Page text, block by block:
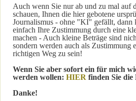
Auch wenn Sie nur ab und zu mal auf
schauen, Ihnen die hier gebotene
Journalismus - ohne "KI" gefällt, dann
einfach Ihre Zustimmung durch eine
machen - Auch kleine Beträge sind
sondern werden auch als Zustimmung
richtigen Weg zu sein!
Wenn Sie aber sofort ein für mich
werden wollen: HIER finden Sie die
Danke!